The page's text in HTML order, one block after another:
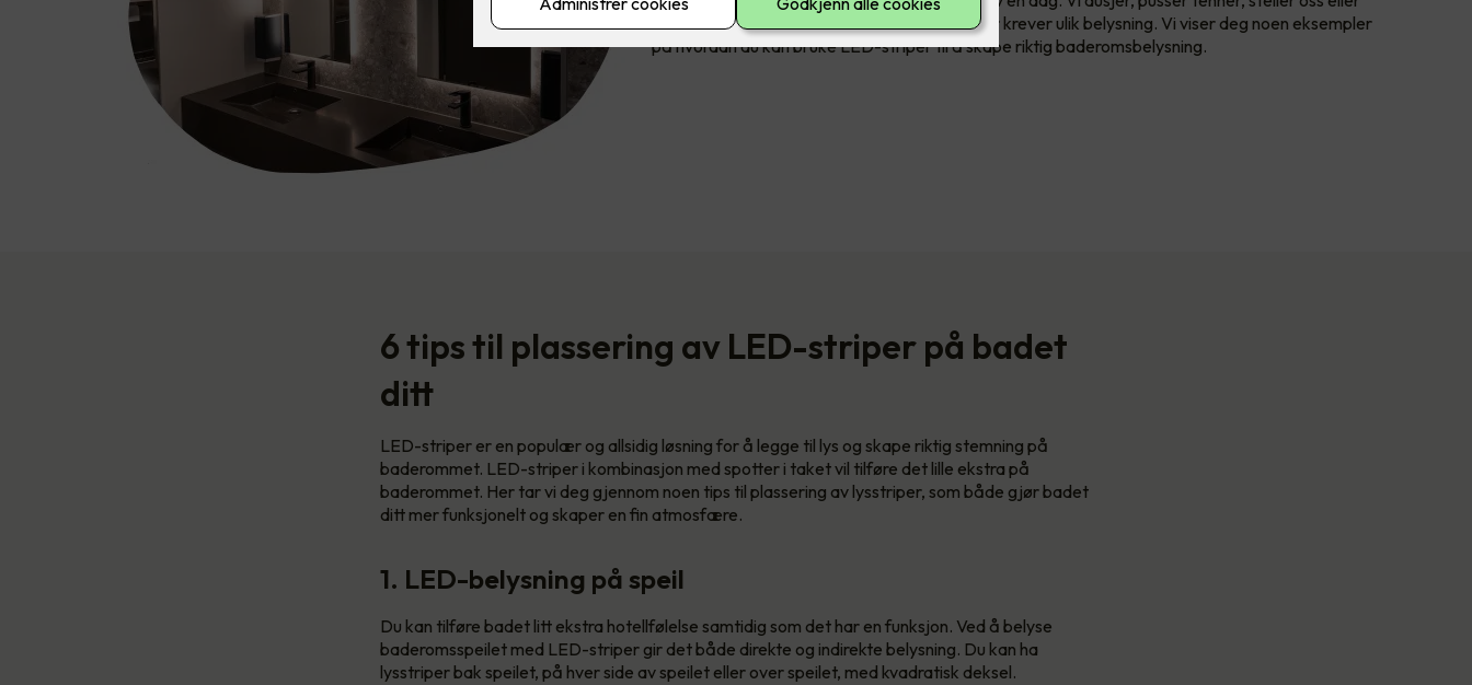
unner oss litt spatid i badekaret. Ulike settinger krever ulik belysning. Vi viser deg noen eksempler
på hvordan du kan bruke LED-striper til å skape riktig baderomsbelysning.
6 tips til plassering av LED-striper på badet
ditt
LED-striper er en populær og allsidig løsning for å legge til lys og skape riktig stemning på
baderommet. LED-striper i kombinasjon med spotter i taket vil tilføre det lille ekstra på
baderommet. Her tar vi deg gjennom noen tips til plassering av lysstriper, som både gjør badet
ditt mer funksjonelt og skaper en fin atmosfære.
1. LED-belysning på speil
Du kan tilføre badet litt ekstra hotellfølelse samtidig som det har en funksjon. Ved å belyse
baderomsspeilet med LED-striper gir det både direkte og indirekte belysning. Du kan ha
lysstriper bak speilet, på hver side av speilet eller over speilet, med kvadratisk deksel.